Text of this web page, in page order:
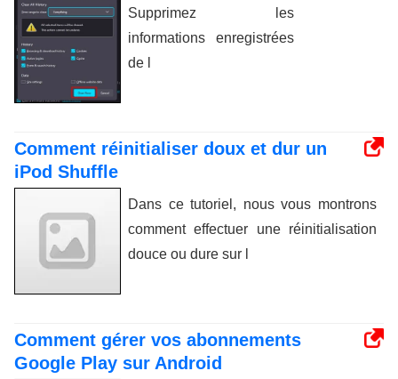
Supprimez les
informations enregistrées
de l
Comment réinitialiser doux et dur un
iPod Shuffle
Dans ce tutoriel, nous vous montrons
comment effectuer une réinitialisation
douce ou dure sur l
Comment gérer vos abonnements
Google Play sur Android